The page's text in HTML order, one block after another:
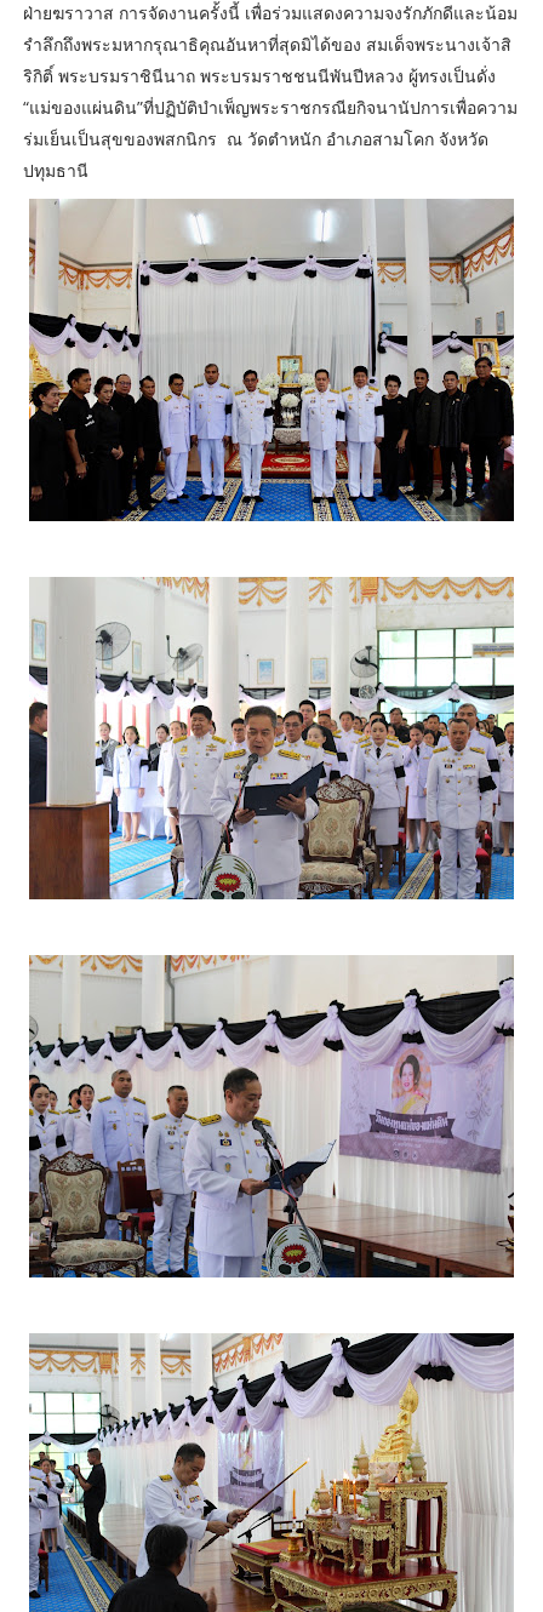
ฝ่ายฆราวาส การจัดงานครั้งนี้ เพื่อร่วมแสดงความจงรักภักดีและน้อม
รำลึกถึงพระมหากรุณาธิคุณอันหาที่สุดมิได้ของ สมเด็จพระนางเจ้าสิ
ริกิติ์ พระบรมราชินีนาถ พระบรมราชชนนีพันปีหลวง ผู้ทรงเป็นดั่ง
“แม่ของแผ่นดิน”ที่ปฏิบัติบำเพ็ญพระราชกรณียกิจนานัปการเพื่อความ
ร่มเย็นเป็นสุขของพสกนิกร ณ วัดตำหนัก อำเภอสามโคก จังหวัด
ปทุมธานี